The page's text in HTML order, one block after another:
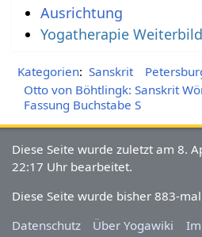
Ausrichtung
Yogatherapie
Kategorien: Sanskrit
Otto von Böhtlingk: Sanskrit
Fassung Buchstabe S
Diese Seite wurde zuletzt am 8.
22:17 Uhr bearbeitet.
Diese Seite wurde bisher 883-
Datenschutz
Über Yogawiki